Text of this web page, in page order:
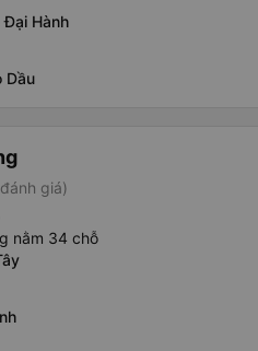
Đại Hành
Dầu
giá)
nằm 34 chỗ